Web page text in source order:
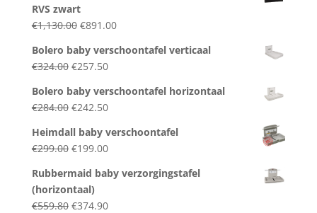
RVS zwart
€1,130.00 Original
was:
€1,130.00.
€891.00Current
is:
Bolero baby verschoontafel verticaal
€324.00 Original
was:
€324.00.
€257.50Current
is:
€257.50.
Bolero baby verschoontafel horizontaal
€284.00 Original
was:
€284.00.
€242.50Current
is:
€242.50.
Heimdall baby verschoontafel
€299.00 Original
was:
€299.00.
€199.00Current
is:
Rubbermaid baby verzorgingstafel
(horizontaal)
€559.80 Original
€374.90Current